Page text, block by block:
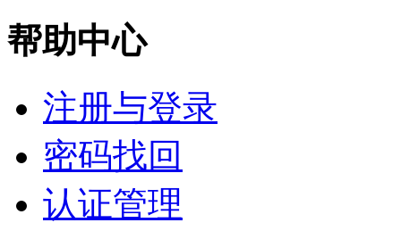
帮助中心
注册与登录
密码找回
认证管理